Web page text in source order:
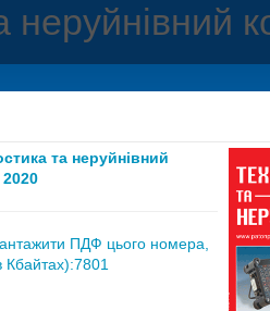
неруйнівний
та неруйнівний
ПДФ цього номера,
Кбайтах):7801